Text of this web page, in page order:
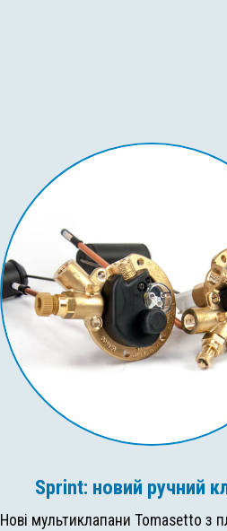
Sprint: новий ручний
Нові мультиклапани Tomasetto з